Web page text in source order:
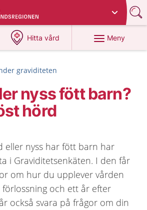
region
Hitta vård
på 1177.se
Meny
graviditeten
nyss fött barn?
hörd
eller nyss har fött barn har
i Graviditetsenkäten. I den får
om hur du upplever vården
och ett år efter
också svara på frågor om din